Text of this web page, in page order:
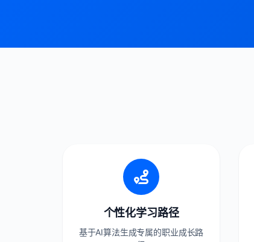
个性化学习路径
基于AI算法生成专属的职业成长路